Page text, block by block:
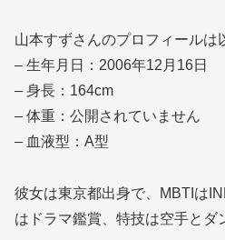
山本すずさんのプロフィールは
– 生年月日：2006年12月16日
– 身長：164cm
– 体重：公開されていません
– 血液型：A型
彼女は東京都出身で、MBTIは
はドラマ鑑賞、特技は空手とダ